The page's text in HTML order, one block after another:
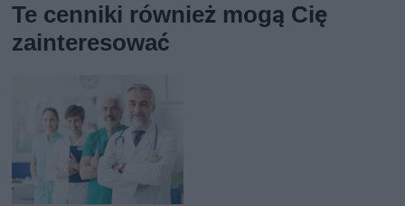
Te cenniki również mogą Cię
zainteresować